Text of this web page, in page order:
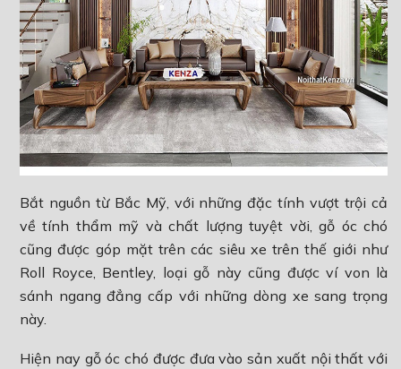
Bắt nguồn từ Bắc Mỹ, với những đặc tính vượt trội cả
về tính thẩm mỹ và chất lượng tuyệt vời, gỗ óc chó
cũng được góp mặt trên các siêu xe trên thế giới như
Roll Royce, Bentley, loại gỗ này cũng được ví von là
sánh ngang đẳng cấp với những dòng xe sang trọng
này.
Hiện nay gỗ óc chó được đưa vào sản xuất nội thất với